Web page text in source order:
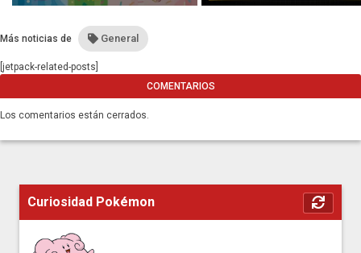
disponible con buceo y
Más noticias de General
[jetpack-related-posts]
COMENTARIOS
Los comentarios están cerrados.
Curiosidad Pokémon